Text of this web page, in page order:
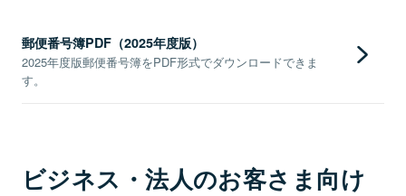
郵便番号簿PDF（2025年度版）
2025年度版郵便番号簿をPDF形式でダウンロードできま
す。
ビジネス・法人のお客さま向け